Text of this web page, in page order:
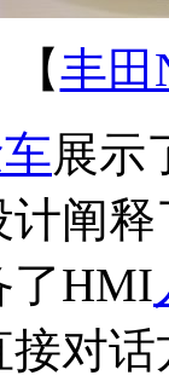
【丰田
展示
阐
了HMI
对